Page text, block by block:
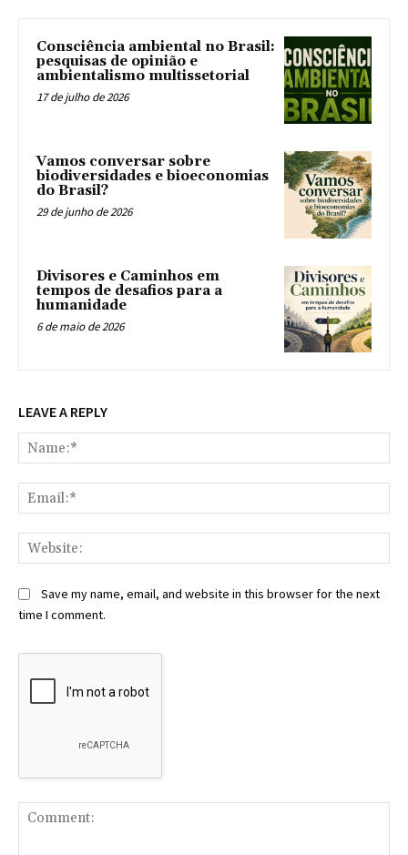
Consciência ambiental no Brasil:
pesquisas de opinião e
ambientalismo multissetorial
17 de julho de 2026
Vamos conversar sobre
biodiversidades e bioeconomias
do Brasil?
29 de junho de 2026
Divisores e Caminhos em
tempos de desafios para a
humanidade
6 de maio de 2026
LEAVE A REPLY
Save my name, email, and website in this browser for the next
time I comment.